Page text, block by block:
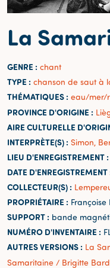
La
GENRE : chant
TYPE : chanson de saut à
THÉMATIQUES : eau/mer/
PROVINCE D'ORIGINE :
AIRE CULTURELLE
INTERPRÈTE(S) : Simon,
LIEU D'ENREGISTREMENT :
DATE D'ENREGISTREMENT
COLLECTEUR(S) :
PROPRIÉTAIRE : Françoise
SUPPORT : bande
NUMÉRO D'INVENTAIRE :
AUTRES VERSIONS : La
Samaritaine / Brigitte